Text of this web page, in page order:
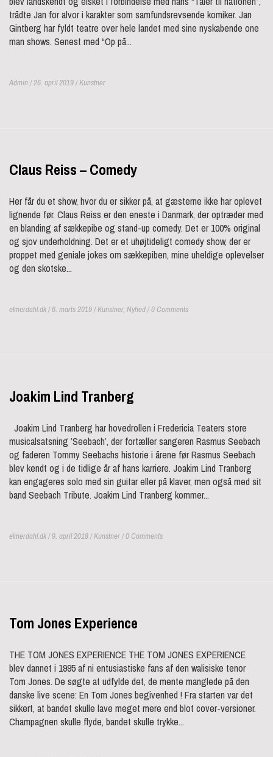
trådte Jan for alvor i karakter som samfundsrevsende komiker. Jan
Gintberg har fyldt teatre over hele landet med sine nyskabende one
man shows. Senest med “Op på...
Admin / 26. april 2019 /Kunstner
Claus Reiss – Comedy
Her får du et show, hvor du er sikker på, at gæsterne ikke har oplevet
lignende før. Claus Reiss er den eneste i Danmark, der optræder med
en blanding af sækkepibe og stand-up comedy. Det er 100% original
og sjov underholdning. Det er et uhøjtideligt comedy show, der er
proppet med geniale jokes om sækkepiben, mine uheldige oplevelser
og den skotske...
elmerdahl.dk / 6. marts 2019 /Kunstner, Nyhed/ 0 Comments
Joakim Lind Tranberg
Joakim Lind Tranberg har hovedrollen i Fredericia Teaters store
musicalsatsning ’Seebach’, der fortæller sangeren Rasmus Seebach
og faderen Tommy Seebachs historie i årene før Rasmus Seebach
blev kendt og i de tidlige år af hans karriere. Joakim Lind Tranberg
kan engageres solo med sin guitar eller på klaver, men også med sit
band Seebach Tribute. Joakim Lind Tranberg kommer...
elmerdahl.dk / 9. april 2018 /Kunstner/ 0 Comments
Tom Jones Experience
THE TOM JONES EXPERIENCE THE TOM JONES EXPERIENCE
blev dannet i 1995 af ni entusiastiske fans af den walisiske tenor
Tom Jones. De søgte at udfylde det, de mente manglede på den
danske live scene: En Tom Jones begivenhed ! Fra starten var det
sikkert, at bandet skulle lave meget mere end blot cover-versioner.
Champagnen skulle flyde, bandet skulle trykke...